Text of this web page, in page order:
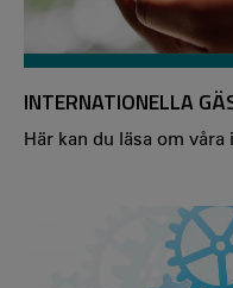
INTERNATIONELLA
Här kan du läsa om